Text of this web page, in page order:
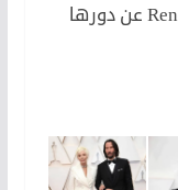
جائزة أفضل ممثلة … Renée Zellweger عن دورها